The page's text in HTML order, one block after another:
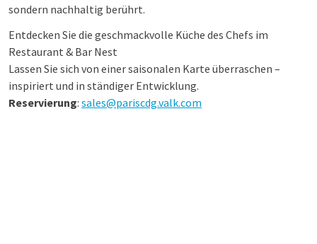
sondern nachhaltig berührt.
Entdecken Sie die geschmackvolle Küche des Chefs im
Restaurant & Bar Nest
Lassen Sie sich von einer saisonalen Karte überraschen –
inspiriert und in ständiger Entwicklung.
Reservierung: sales@pariscdg.valk.com